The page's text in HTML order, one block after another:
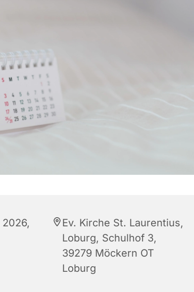
2026,
Ev. Kirche St. Laurentius,
Loburg, Schulhof 3,
39279 Möckern OT
Loburg